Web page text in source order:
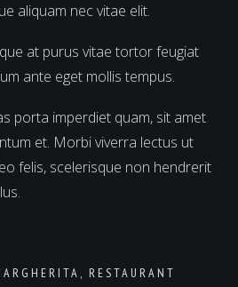
aliquam nec vitae elit.
at purus vitae tortor feugiat
ante eget mollis tempus.
porta imperdiet quam, sit amet
et. Morbi viverra lectus ut
felis, scelerisque non hendrerit
, RESTAURANT